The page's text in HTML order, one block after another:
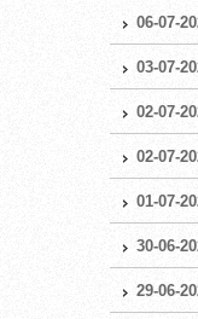
06-07-
03-07-
02-07-
02-07-
01-07-
30-06-
29-06-